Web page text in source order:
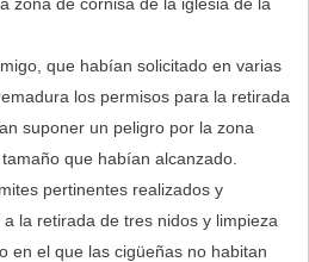
que habían solicitado en varias
los permisos para la retirada
suponer un peligro por la zona
que habían alcanzado.
pertinentes realizados y
la retirada de tres nidos y limpieza
en el que las cigüeñas no habitan